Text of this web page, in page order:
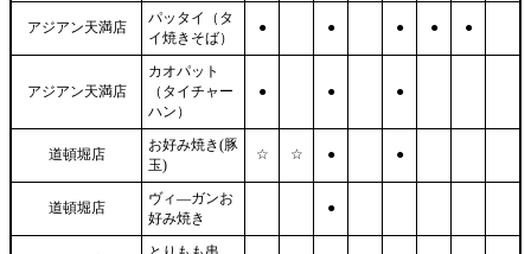
アジアン天満店
パッタイ（タ
イ焼きそば）
● ● ● ● ●
アジアン天満店
カオパット
（タイチャー
ハン）
● ● ●
道頓堀店
お好み焼き(豚
玉)
☆ ☆ ● ●
道頓堀店
ヴィ―ガンお
好み焼き
●